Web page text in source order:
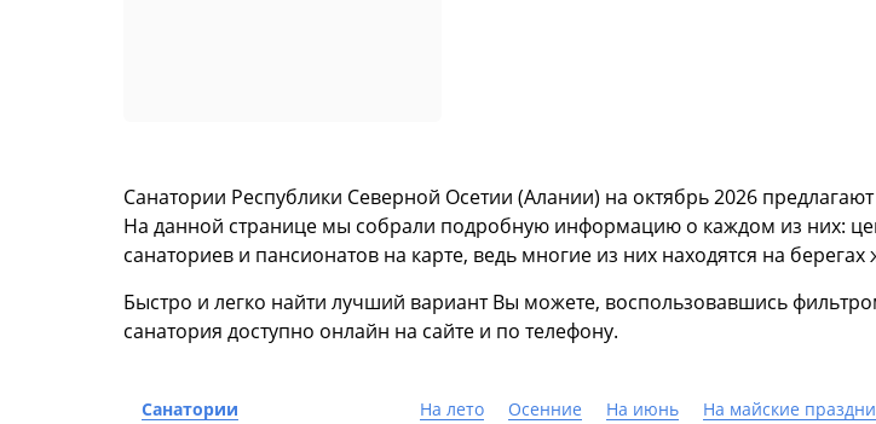
Санатории Республики Северной Осетии (Алании) на октябрь 2026
На данной странице мы собрали подробную информацию о каждом из них:
санаториев и пансионатов на карте, ведь многие из них находятся на
Быстро и легко найти лучший вариант Вы можете, воспользовавшись
санатория доступно онлайн на сайте и по телефону.
Санатории На лето Осенние На июнь На майские